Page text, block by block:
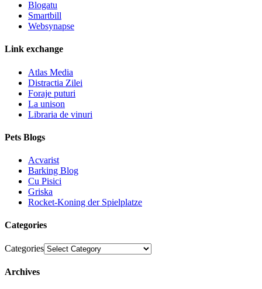
Blogatu
Smartbill
Websynapse
Link exchange
Atlas Media
Distractia Zilei
Foraje puturi
La unison
Libraria de vinuri
Pets Blogs
Acvarist
Barking Blog
Cu Pisici
Griska
Rocket-Koning der Spielplatze
Categories
Categories
Archives